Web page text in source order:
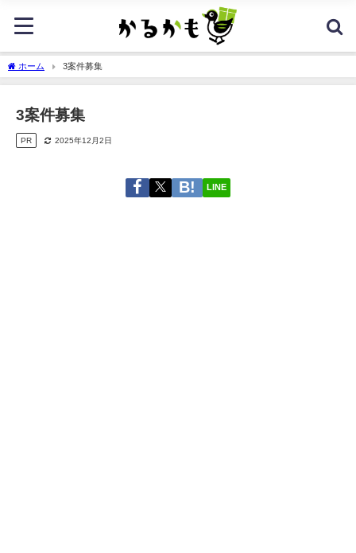
ホーム 3案件募集
3案件募集
PR 2025年12月2日
LINE